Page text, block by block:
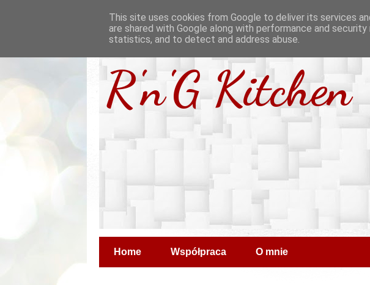
R'n'G Kitchen
Home Współpraca O mnie
This site uses cookies from Google to deliver its services
are shared with Google along with performance and
statistics, and to detect and address abuse.